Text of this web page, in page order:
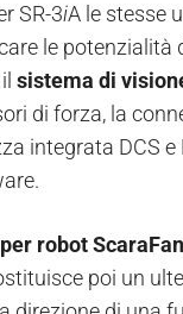
SR-3iA le stesse
le potenzialità
sistema di
di forza, la
integrata DCS e
robot
poi un